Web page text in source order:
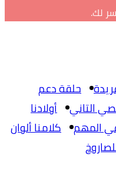
لك.
حلقة دعم
التاني
أولادنا
المهم
كلامنا ألوان